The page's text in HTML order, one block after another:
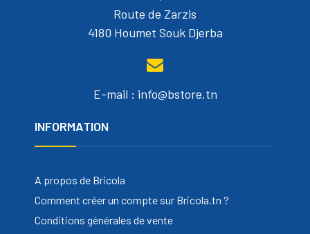
Route de Zarzis
4180 Houmet Souk Djerba
E-mail : info@bstore.tn
INFORMATION
A propos de Bricola
Comment créer un compte sur Bricola.tn ?
Conditions générales de vente